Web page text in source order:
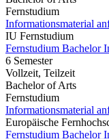
Fernstudium
Informationsmaterial
IU Fernstudium
Fernstudium Bachelor
6 Semester
Vollzeit, Teilzeit
Bachelor of Arts
Fernstudium
Informationsmaterial
Europäische
Fernstudium Bachelor